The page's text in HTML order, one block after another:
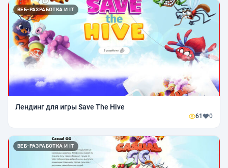
ВЕБ-РАЗРАБОТКА И IT
Лендинг для игры Save The Hive
61 0
ВЕБ-РАЗРАБОТКА И IT